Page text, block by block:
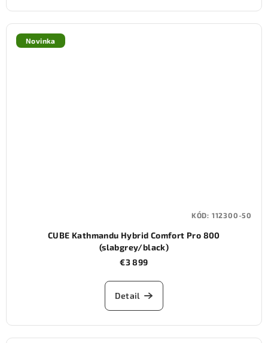
Novinka
CUBE Kathmandu Hybrid Comfort Pro 800
(slabgrey/black)
€3 899
Detail
KÓD: 112300-50